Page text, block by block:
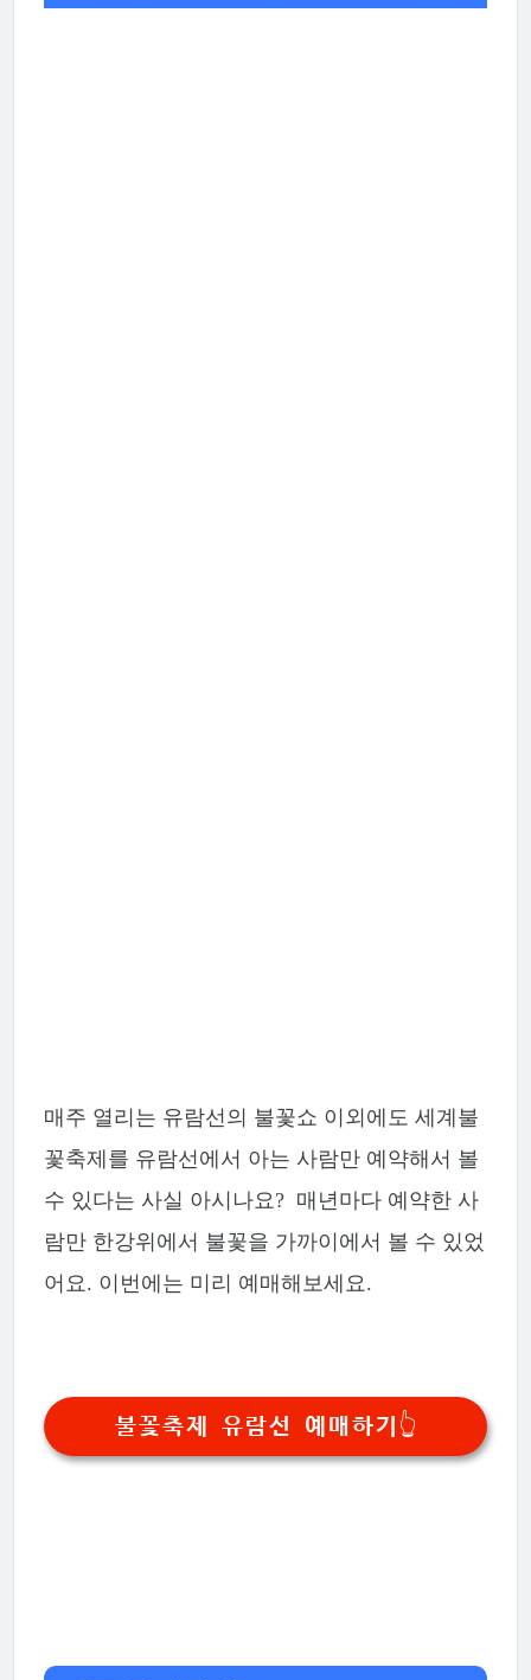
매주 열리는 유람선의 불꽃쇼 이외에도 세계불
꽃축제를 유람선에서 아는 사람만 예약해서 볼
수 있다는 사실 아시나요? 매년마다 예약한 사
람만 한강위에서 불꽃을 가까이에서 볼 수 있었
어요. 이번에는 미리 예매해보세요.
불꽃축제 유람선 예매하기👆